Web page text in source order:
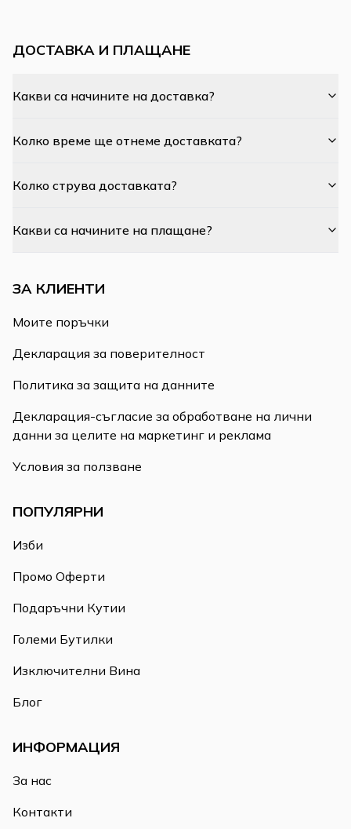
ДОСТАВКА И ПЛАЩАНЕ
Какви са начините на доставка?
Колко време ще отнеме доставката?
Колко струва доставката?
Какви са начините на плащане?
ЗА КЛИЕНТИ
Моите поръчки
Декларация за поверителност
Политика за защита на данните
Декларация-съгласие за обработване на лични
данни за целите на маркетинг и реклама
Условия за ползване
ПОПУЛЯРНИ
Изби
Промо Оферти
Подаръчни Кутии
Големи Бутилки
Изключителни Вина
Блог
ИНФОРМАЦИЯ
За нас
Контакти